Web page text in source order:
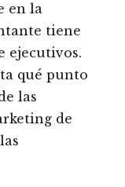
en la
tiene
ejecutivos.
qué punto
las
de